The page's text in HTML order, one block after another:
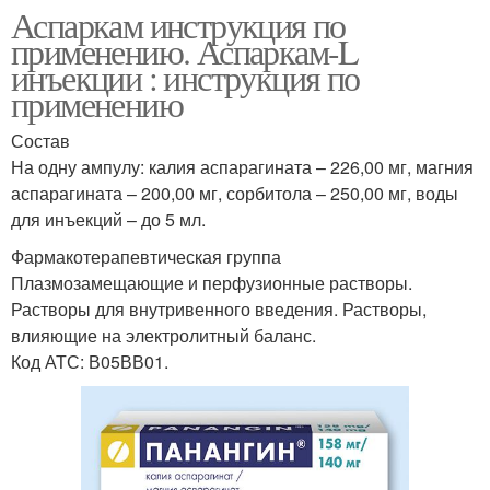
Аспаркам инструкция по
применению. Аспаркам-L
инъекции : инструкция по
применению
Состав
На одну ампулу: калия аспарагината – 226,00 мг, магния
аспарагината – 200,00 мг, сорбитола – 250,00 мг, воды
для инъекций – до 5 мл.
Фармакотерапевтическая группа
Плазмозамещающие и перфузионные растворы.
Растворы для внутривенного введения. Растворы,
влияющие на электролитный баланс.
Код АТС: В05ВВ01.